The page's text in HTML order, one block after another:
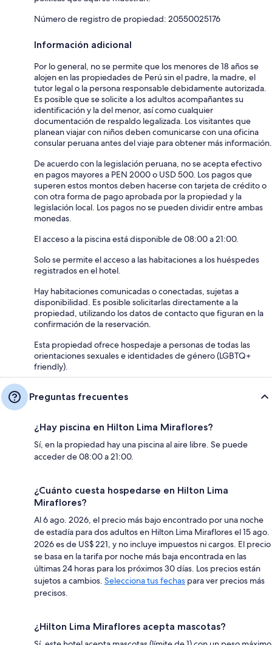
Número de registro de propiedad: 20550025176
Información adicional
Por lo general, no se permite que los menores de 18 años se
alojen en las propiedades de Perú sin el padre, la madre, el
tutor legal o la persona responsable debidamente autorizada.
Es posible que se solicite a los adultos acompañantes su
identificación y la del menor, así como cualquier
documentación de respaldo legalizada. Los visitantes que
planean viajar con niños deben comunicarse con una oficina
consular peruana antes del viaje para obtener más información.
De acuerdo con la legislación peruana, no se acepta efectivo
en pagos mayores a PEN 2000 o USD 500. Los pagos que
superen estos montos deben hacerse con tarjeta de crédito o
con otra forma de pago aprobada por la propiedad y la
legislación local. Los pagos no se pueden dividir entre ambas
monedas.
El acceso a la piscina está disponible de 08:00 a 21:00.
Solo se permite el acceso a las habitaciones a los huéspedes
registrados en el hotel.
Hay habitaciones comunicadas o conectadas, sujetas a
disponibilidad. Es posible solicitarlas directamente a la
propiedad, utilizando los datos de contacto que figuran en la
confirmación de la reservación.
Esta propiedad ofrece hospedaje a personas de todas las
orientaciones sexuales e identidades de género (LGBTQ+
friendly).
Preguntas frecuentes
¿Hay piscina en Hilton Lima Miraflores?
Sí, en la propiedad hay una piscina al aire libre. Se puede
acceder de 08:00 a 21:00.
¿Cuánto cuesta hospedarse en Hilton Lima
Miraflores?
Al 6 ago. 2026, el precio más bajo encontrado por una noche
de estadía para dos adultos en Hilton Lima Miraflores el 15 ago.
2026 es de US$ 221, y no incluye impuestos ni cargos. El precio
se basa en la tarifa por noche más baja encontrada en las
últimas 24 horas para los próximos 30 días. Los precios están
sujetos a cambios. Selecciona tus fechas para ver precios más
precisos.
¿Hilton Lima Miraflores acepta mascotas?